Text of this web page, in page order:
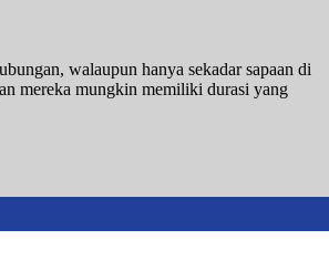
walaupun hanya sekadar sapaan di
mereka mungkin memiliki durasi yang